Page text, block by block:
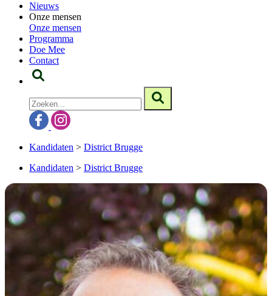
Nieuws
Onze mensen
Onze mensen
Programma
Doe Mee
Contact
Kandidaten > District Brugge
Kandidaten > District Brugge